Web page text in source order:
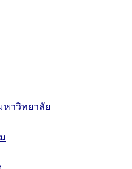
าวิทยาลัย